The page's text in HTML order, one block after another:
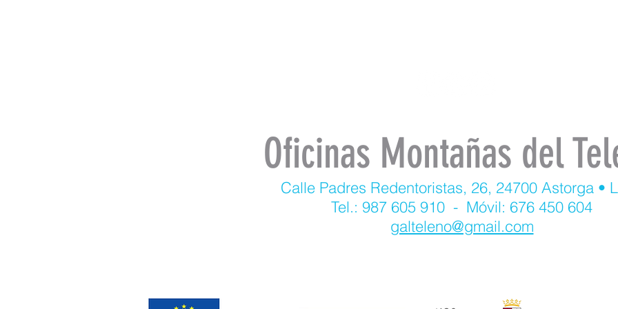
Oficinas Montañas del
Calle Padres Redentoristas, 26, 24700 Astorga •
Tel.: 987 605 910 - Móvil: 676 450 604
galteleno@gmail.com